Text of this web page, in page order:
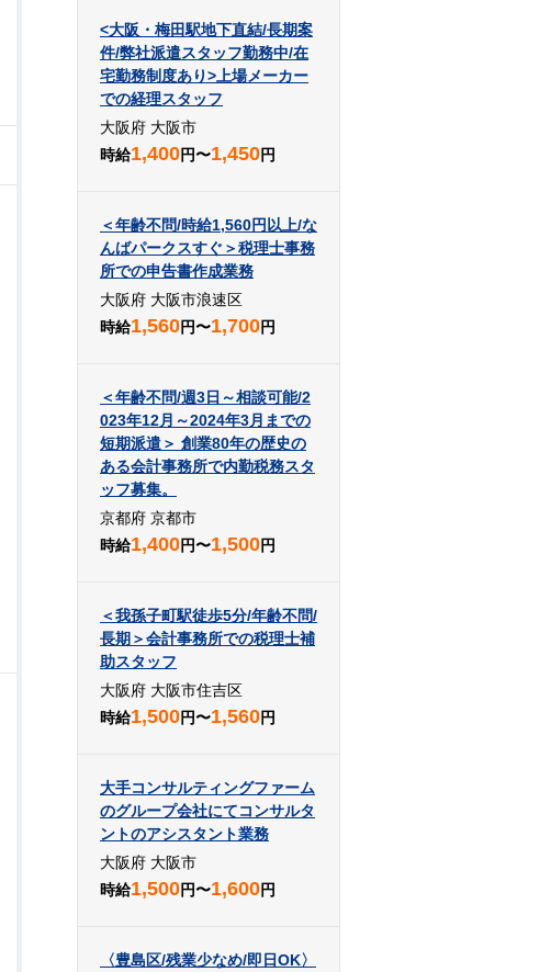
<大阪・梅田駅地下直結/長期案
件/弊社派遣スタッフ勤務中/在
宅勤務制度あり>上場メーカー
での経理スタッフ
大阪府 大阪市
時給1,400円〜1,450円
＜年齢不問/時給1,560円以上/な
んばパークスすぐ＞税理士事務
所での申告書作成業務
大阪府 大阪市浪速区
時給1,560円〜1,700円
＜年齢不問/週3日～相談可能/2
023年12月～2024年3月までの
短期派遣＞ 創業80年の歴史の
ある会計事務所で内勤税務スタ
ッフ募集。
京都府 京都市
時給1,400円〜1,500円
＜我孫子町駅徒歩5分/年齢不問/
長期＞会計事務所での税理士補
助スタッフ
大阪府 大阪市住吉区
時給1,500円〜1,560円
大手コンサルティングファーム
のグループ会社にてコンサルタ
ントのアシスタント業務
大阪府 大阪市
時給1,500円〜1,600円
〈豊島区/残業少なめ/即日OK〉